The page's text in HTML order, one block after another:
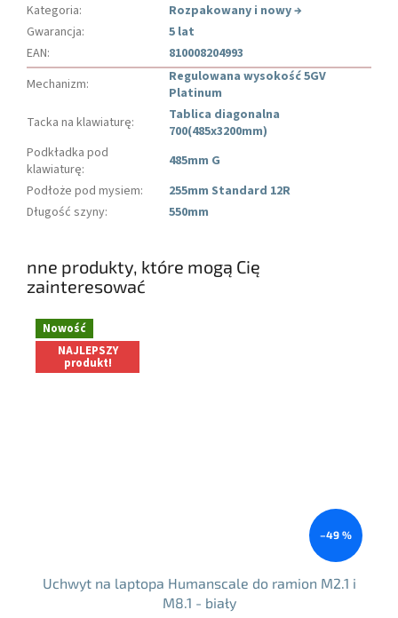
Kategoria: Rozpakowany i nowy→
Gwarancja:
5 lat
EAN:
810008204993
Mechanizm:
Regulowana wysokość 5GV
Platinum
Tacka na klawiaturę:
Tablica diagonalna
700(485x3200mm)
Podkładka pod
klawiaturę:
485mm G
Podłoże pod mysiem:
255mm Standard 12R
Długość szyny: 550mm
nne produkty, które mogą Cię
zainteresować
Nowość
NAJLEPSZY
produkt!
–49 %
Uchwyt na laptopa Humanscale do ramion M2.1 i
M8.1 - biały